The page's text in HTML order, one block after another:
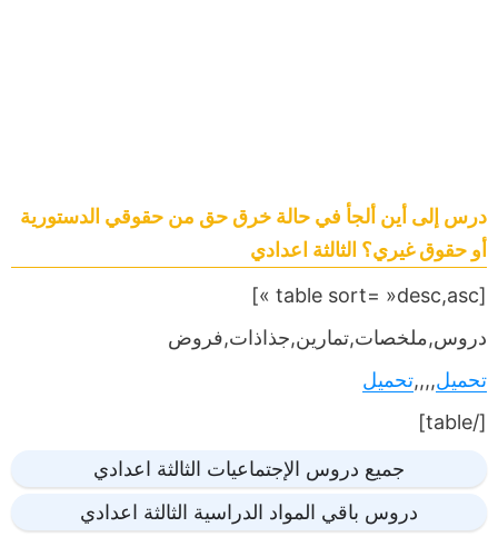
درس إلى أين ألجأ في حالة خرق حق من حقوقي الدستورية
أو حقوق غيري؟ الثالثة اعدادي
[table sort= »desc,asc »]
دروس,ملخصات,تمارين,جذاذات,فروض
تحميل,,,,تحميل
[/table]
جميع دروس الإجتماعيات الثالثة اعدادي
دروس باقي المواد الدراسية الثالثة اعدادي